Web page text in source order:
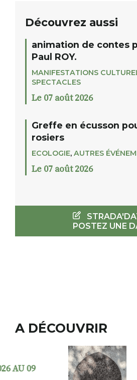
Découvrez aussi
animation de contes
Paul ROY.
MANIFESTATIONS
SPECTACLES
Le 07 août 2026
Greffe en écusson
rosiers
ECOLOGIE, AUTRES
Le 07 août 2026
POSTEZ UNE
A DÉCOUVRIR
DU 02